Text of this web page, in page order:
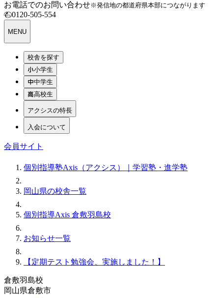
お電話でのお問い合わせ※発信地の都道府県本部につながります
0120-505-554
MENU
校舎を探す
小学生
中学生
高校生
アクシスの特長
入会について
会員サイト
個別指導塾Axis（アクシス）｜学習塾・進学塾
岡山県の校舎一覧
個別指導Axis 倉敷羽島校
お知らせ一覧
【定期テスト勉強会、実施しました！】
倉敷羽島校
岡山県倉敷市